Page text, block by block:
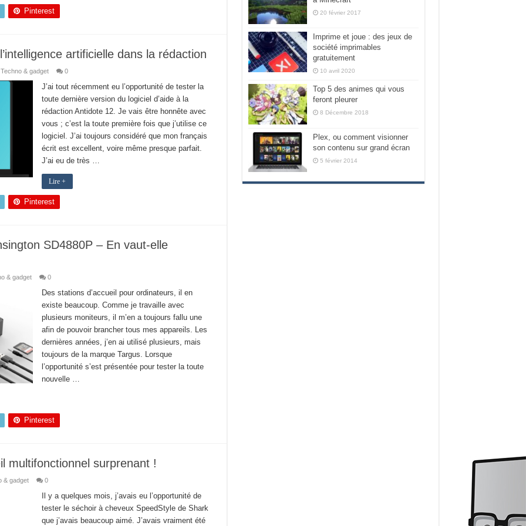
Pinterest
artificielle dans la rédaction
Techno & gadget 0
J’ai tout récemment eu l’opportunité de tester la
toute dernière version du logiciel d’aide à la
rédaction Antidote 12. Je vais être honnête avec
vous ; c’est la toute première fois que j’utilise ce
logiciel. J’ai toujours considéré que mon français
écrit est excellent, voire même presque parfait.
J’ai eu de très …
Lire +
Pinterest
SD4880P – En vaut-elle
& gadget 0
Des stations d’accueil pour ordinateurs, il en
existe beaucoup. Comme je travaille avec
plusieurs moniteurs, il m’en a toujours fallu une
afin de pouvoir brancher tous mes appareils. Les
dernières années, j’en ai utilisé plusieurs, mais
toujours de la marque Targus. Lorsque
l’opportunité s’est présentée pour tester la toute
nouvelle …
Pinterest
multifonctionnel surprenant !
& gadget 0
Il y a quelques mois, j’avais eu l’opportunité de
tester le séchoir à cheveux SpeedStyle de Shark
que j’avais beaucoup aimé. J’avais vraiment été
20 février 2017
Imprime et joue : des jeux de
société imprimables
gratuitement
10 avril 2020
Top 5 des animes qui vous
feront pleurer
8 Décembre 2018
Plex, ou comment visionner
son contenu sur grand écran
5 février 2014